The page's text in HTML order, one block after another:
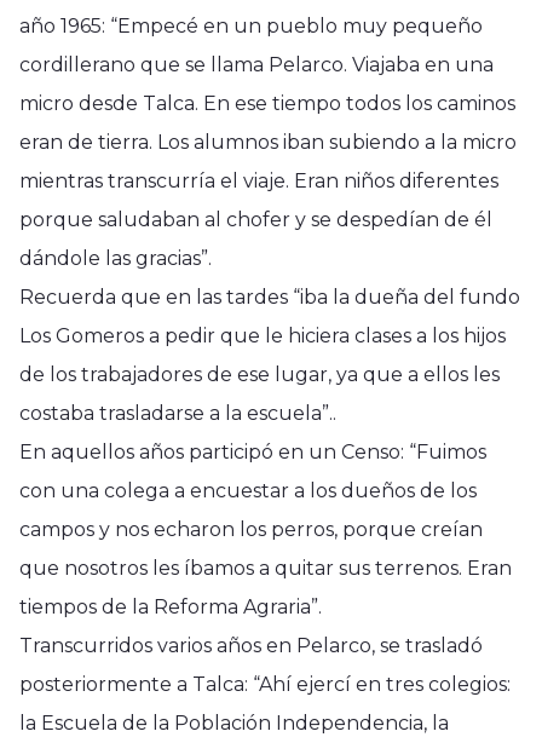
año 1965: “Empecé en un pueblo muy pequeño
cordillerano que se llama Pelarco. Viajaba en una
micro desde Talca. En ese tiempo todos los caminos
eran de tierra. Los alumnos iban subiendo a la micro
mientras transcurría el viaje. Eran niños diferentes
porque saludaban al chofer y se despedían de él
dándole las gracias”.
Recuerda que en las tardes “iba la dueña del fundo
Los Gomeros a pedir que le hiciera clases a los hijos
de los trabajadores de ese lugar, ya que a ellos les
costaba trasladarse a la escuela”..
En aquellos años participó en un Censo: “Fuimos
con una colega a encuestar a los dueños de los
campos y nos echaron los perros, porque creían
que nosotros les íbamos a quitar sus terrenos. Eran
tiempos de la Reforma Agraria”.
Transcurridos varios años en Pelarco, se trasladó
posteriormente a Talca: “Ahí ejercí en tres colegios:
la Escuela de la Población Independencia, la